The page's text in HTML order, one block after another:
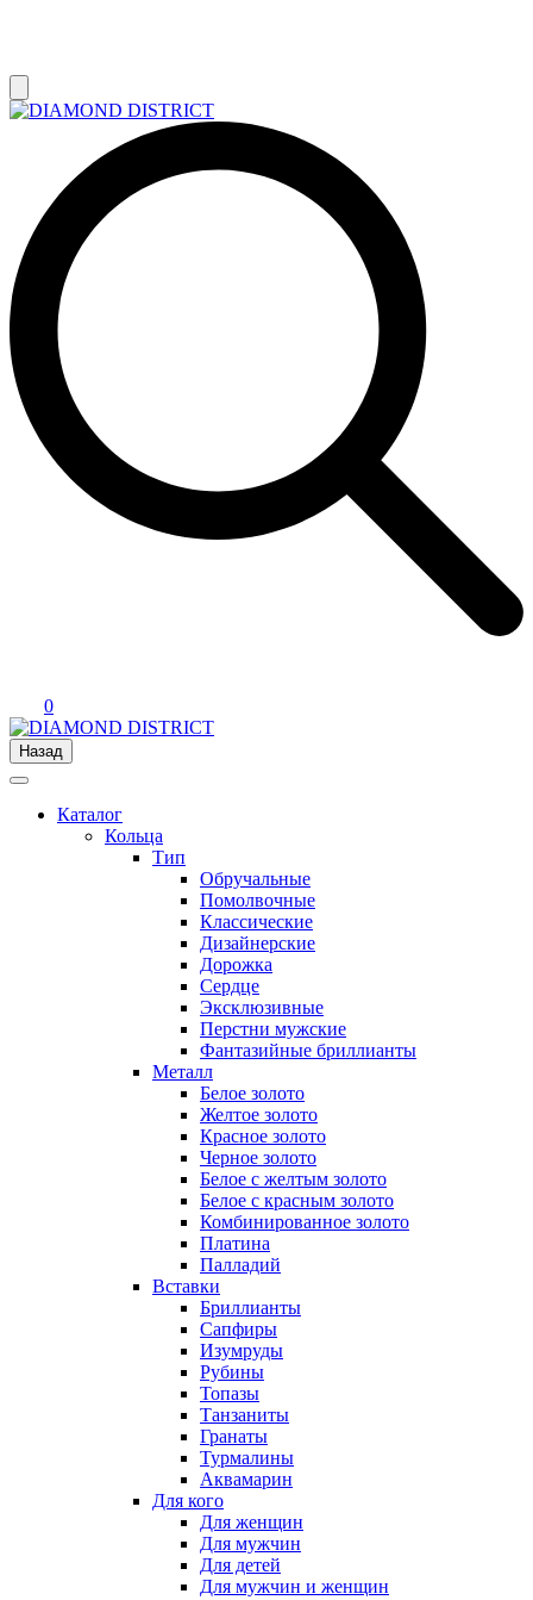
0
Назад
Каталог
Кольца
Тип
Обручальные
Помолвочные
Классические
Дизайнерские
Дорожка
Сердце
Эксклюзивные
Перстни мужские
Фантазийные бриллианты
Металл
Белое золото
Желтое золото
Красное золото
Черное золото
Белое с желтым золото
Белое с красным золото
Комбинированное золото
Платина
Палладий
Вставки
Бриллианты
Сапфиры
Изумруды
Рубины
Топазы
Танзаниты
Гранаты
Турмалины
Аквамарин
Для кого
Для женщин
Для мужчин
Для детей
Для мужчин и женщин